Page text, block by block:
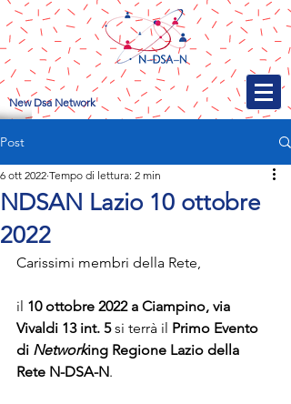
New Dsa Network
Post
NDSAN Lazio 10 ottobre
2022
6 ott 2022 Tempo di lettura: 2 min
Carissimi membri della Rete,
il 10 ottobre 2022 a Ciampino, via
Vivaldi 13 int. 5 si terrà il Primo Evento
di Networking Regione Lazio della
Rete N-DSA-N.